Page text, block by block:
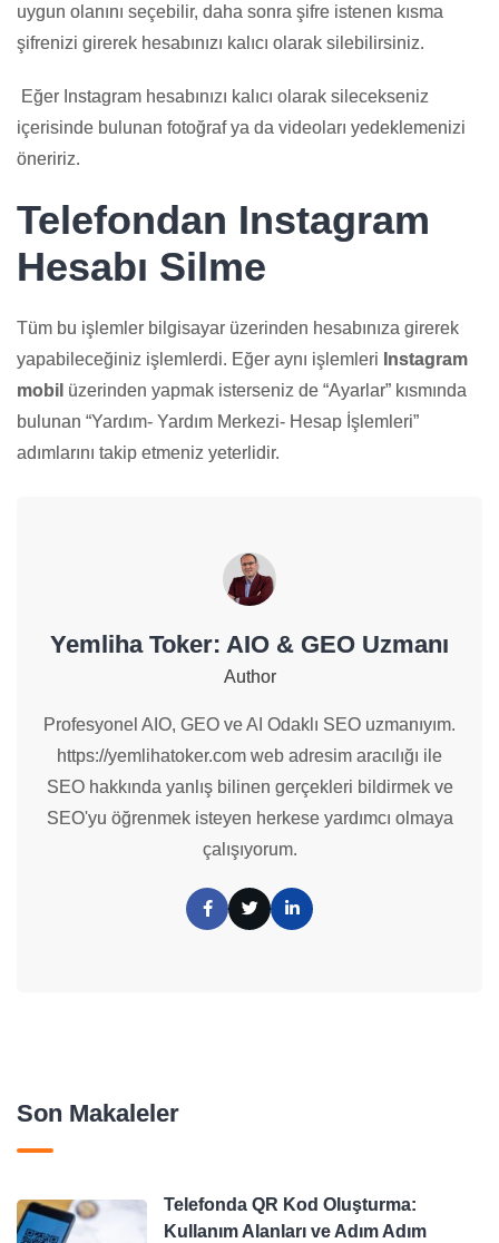
uygun olanını seçebilir, daha sonra şifre istenen kısma
şifrenizi girerek hesabınızı kalıcı olarak silebilirsiniz.
Eğer Instagram hesabınızı kalıcı olarak silecekseniz
içerisinde bulunan fotoğraf ya da videoları yedeklemenizi
öneririz.
Telefondan Instagram
Hesabı Silme
Tüm bu işlemler bilgisayar üzerinden hesabınıza girerek
yapabileceğiniz işlemlerdi. Eğer aynı işlemleri Instagram
mobil üzerinden yapmak isterseniz de “Ayarlar” kısmında
bulunan “Yardım- Yardım Merkezi- Hesap İşlemleri”
adımlarını takip etmeniz yeterlidir.
Yemliha Toker: AIO & GEO Uzmanı
Author
Profesyonel AIO, GEO ve AI Odaklı SEO uzmanıyım.
https://yemlihatoker.com web adresim aracılığı ile
SEO hakkında yanlış bilinen gerçekleri bildirmek ve
SEO'yu öğrenmek isteyen herkese yardımcı olmaya
çalışıyorum.
Son Makaleler
Telefonda QR Kod Oluşturma:
Kullanım Alanları ve Adım Adım